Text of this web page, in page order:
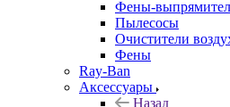
Фены-
Пылесосы
Очистители
Фены
Ray-Ban
Аксессуары
Назад